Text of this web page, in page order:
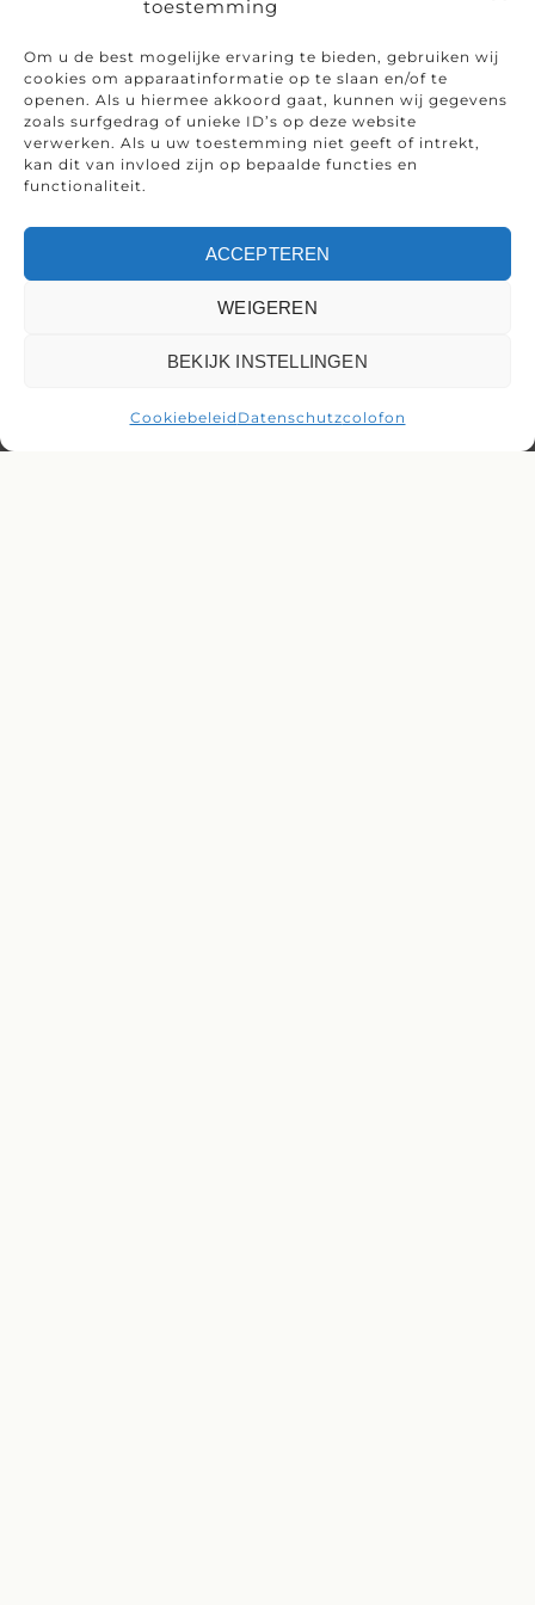
toestemming
Om u de best mogelijke ervaring te bieden, gebruiken wij
cookies om apparaatinformatie op te slaan en/of te
openen. Als u hiermee akkoord gaat, kunnen wij gegevens
zoals surfgedrag of unieke ID’s op deze website
verwerken. Als u uw toestemming niet geeft of intrekt,
kan dit van invloed zijn op bepaalde functies en
functionaliteit.
ACCEPTEREN
WEIGEREN
BEKIJK INSTELLINGEN
Cookiebeleid Datenschutzcolofon